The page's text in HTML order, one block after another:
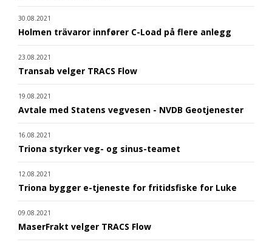
30.08.2021
Holmen trävaror innfører C-Load på flere anlegg
23.08.2021
Transab velger TRACS Flow
19.08.2021
Avtale med Statens vegvesen - NVDB Geotjenester
16.08.2021
Triona styrker veg- og sinus-teamet
12.08.2021
Triona bygger e-tjeneste for fritidsfiske for Luke
09.08.2021
MaserFrakt velger TRACS Flow